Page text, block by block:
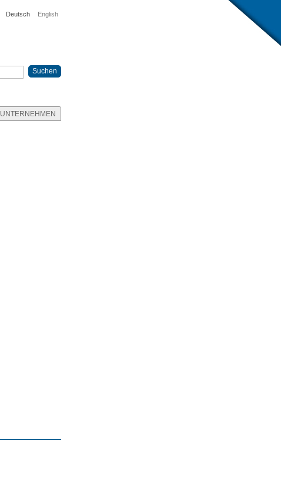
Deutsch English
UNTERNEHMEN